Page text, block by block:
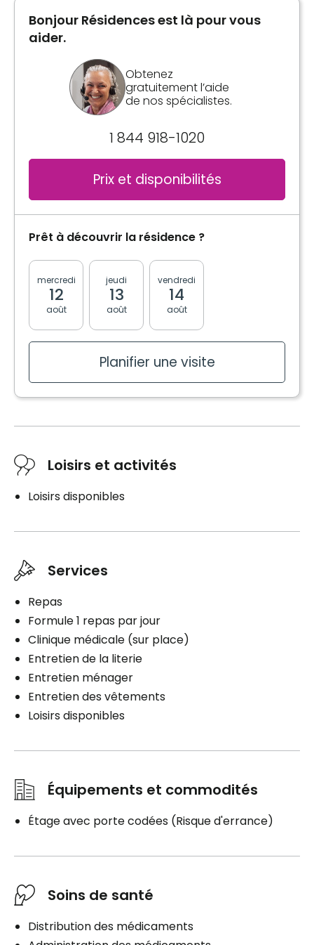
Bonjour Résidences est là pour vous
aider.
Obtenez
gratuitement l’aide
de nos spécialistes.
1 844 918-1020
Prix et disponibilités
Prêt à découvrir la résidence ?
mercredi
12
août
jeudi
13
août
vendredi
14
août
Planifier une visite
Loisirs et activités
Loisirs disponibles
Services
Repas
Formule 1 repas par jour
Clinique médicale (sur place)
Entretien de la literie
Entretien ménager
Entretien des vêtements
Loisirs disponibles
Équipements et commodités
Étage avec porte codées (Risque d'errance)
Soins de santé
Distribution des médicaments